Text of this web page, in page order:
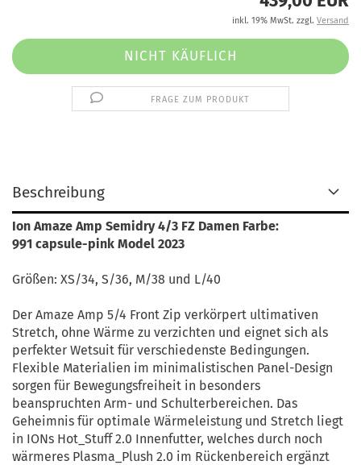
inkl. 19% MwSt. zzgl. Versand
FRAGE ZUM PRODUKT
Beschreibung
Ion Amaze Amp Semidry 4/3 FZ Damen Farbe:
991 capsule-pink Model 2023
Größen: XS/34, S/36, M/38 und L/40
Der Amaze Amp 5/4 Front Zip verkörpert ultimativen
Stretch, ohne Wärme zu verzichten und eignet sich als
perfekter Wetsuit für verschiedenste Bedingungen.
Flexible Materialien im minimalistischen Panel-Design
sorgen für Bewegungsfreiheit in besonders
beanspruchten Arm- und Schulterbereichen. Das
Geheimnis für optimale Wärmeleistung und Stretch liegt
in IONs Hot_Stuff 2.0 Innenfutter, welches durch noch
wärmeres Plasma_Plush 2.0 im Rückenbereich ergänzt